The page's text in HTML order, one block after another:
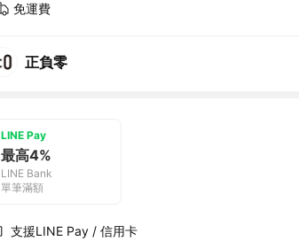
免運費
正負零
LINE Pay
最高4%
LINE Bank
單筆滿額
支援LINE Pay / 信用卡